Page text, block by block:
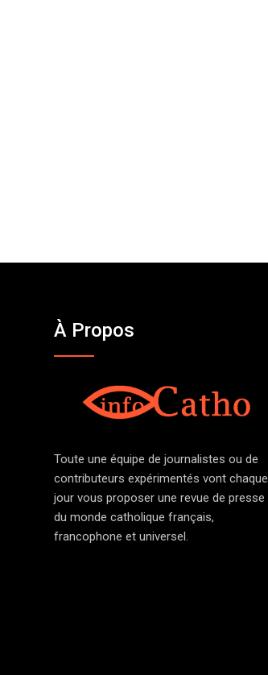
À Propos
Toute une équipe de journalistes ou de
contributeurs expérimentés vont chaque
jour vous proposer une revue de presse
du monde catholique français,
francophone et universel.